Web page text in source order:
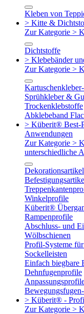
Kleben von
> Kitte &
Zur Kategorie >
Dichtstoffe
> Klebebänder
Zur Kategorie >
Sprühkleber &
Trockenklebstoffe
Abklebeband
> Küberit® Best-
Anwendungen
Zur Kategorie >
unterschiedliche
Dekorationsartikel
Winkelprofile
Küberit®
Rampenprofile
Abschluss- und
Wölbschienen
Profil-Systeme
Sockelleisten
Einfach biegbare
Dehnfugenprofile
> Küberit® -
Zur Kategorie >